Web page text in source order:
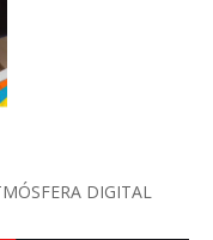
DIGITAL